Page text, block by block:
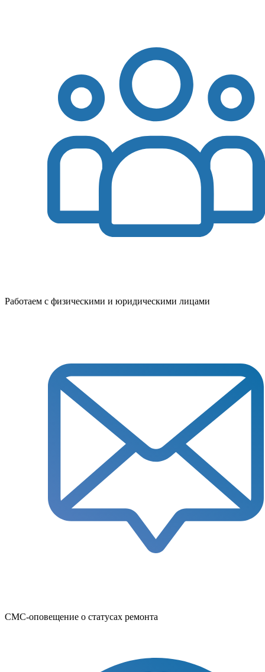
Работаем с физическими и юридическими лицами
СМС-оповещение о статусах ремонта